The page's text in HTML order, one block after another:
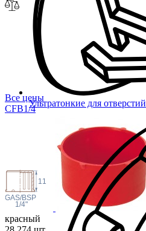
Ультратонкие для отверстий
Все цены
CFB1/4
GAS/BSP
1/4"
11
красный